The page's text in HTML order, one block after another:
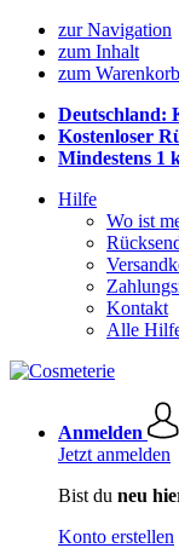
zur Navigation
zum Inhalt
zum Warenkorb
Deutschland:
Kostenloser
Mindestens 1
Hilfe
Wo ist
Kontakt
Alle
Anmelden
Jetzt anmelden
Bist du neu
Konto erstellen